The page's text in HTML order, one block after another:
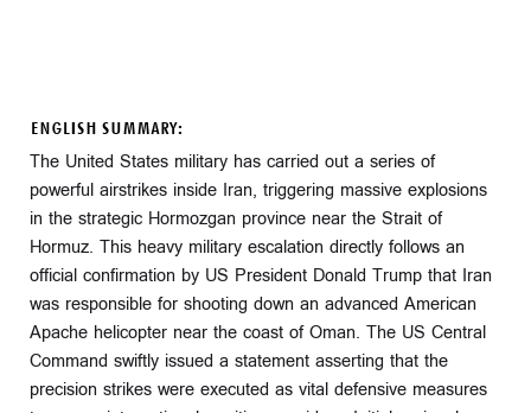
ENGLISH SUMMARY:
The United States military has carried out a series of
powerful airstrikes inside Iran, triggering massive explosions
in the strategic Hormozgan province near the Strait of
Hormuz. This heavy military escalation directly follows an
official confirmation by US President Donald Trump that Iran
was responsible for shooting down an advanced American
Apache helicopter near the coast of Oman. The US Central
Command swiftly issued a statement asserting that the
precision strikes were executed as vital defensive measures